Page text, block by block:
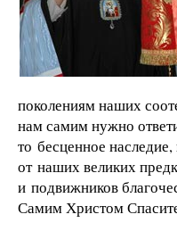
поколениям наших
нам самим нужно
то бесценное
от наших великих
и подвижников
Самим Христом